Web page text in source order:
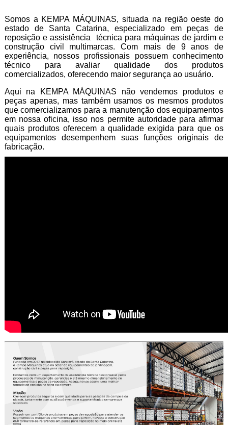
Somos a KEMPA MÁQUINAS, situada na região oeste do
estado de Santa Catarina, especializado em peças de
reposição e assistência técnica para máquinas de jardim e
construção civil multimarcas. Com mais de 9 anos de
experiência, nossos profissionais possuem conhecimento
técnico para avaliar qualidade dos produtos
comercializados, oferecendo maior segurança ao usuário.
Aqui na KEMPA MÁQUINAS não vendemos produtos e
peças apenas, mas também usamos os mesmos produtos
que comercializamos para a manutenção dos equipamentos
em nossa oficina, isso nos permite autoridade para afirmar
quais produtos oferecem a qualidade exigida para que os
equipamentos desempenhem suas funções originais de
fabricação.